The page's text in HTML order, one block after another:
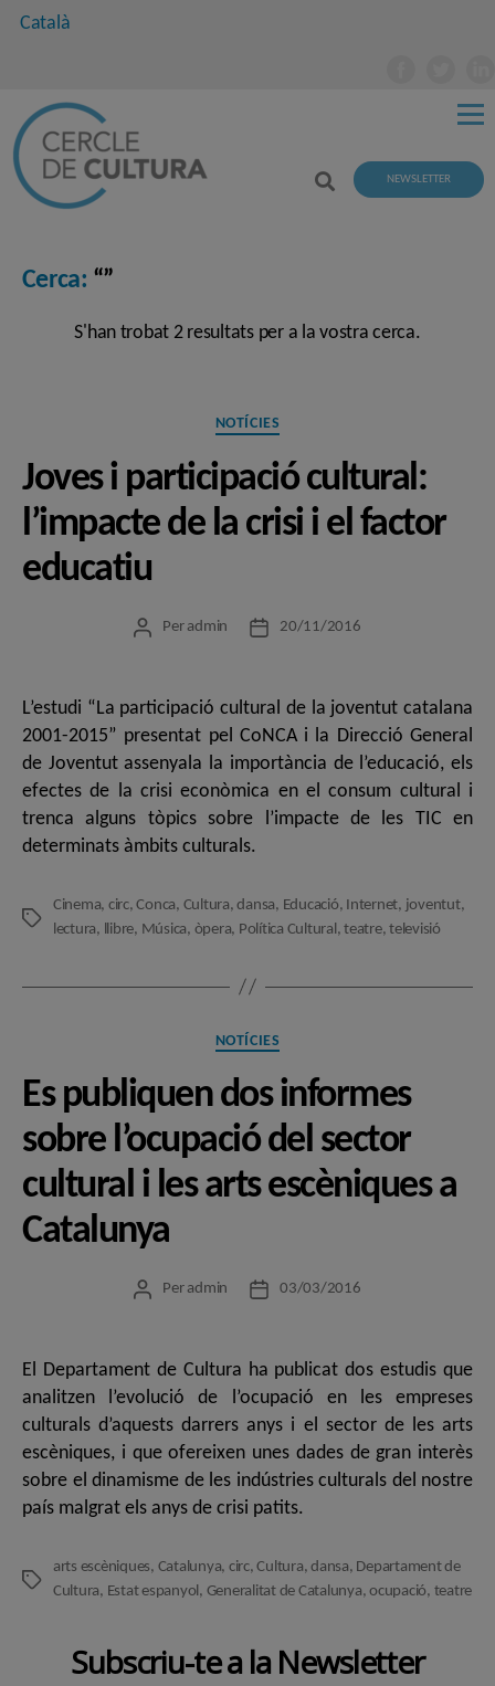
Català
NEWSLETTER
Cerca: “”
S'han trobat 2 resultats per a la vostra cerca.
Categories
NOTÍCIES
Joves i participació cultural:
l’impacte de la crisi i el factor
educatiu
Autor
Per admin
Data20/11/2016
L’estudi “La participació cultural de la joventut catalana
2001-2015” presentat pel CoNCA i la Direcció General
de Joventut assenyala la importància de l’educació, els
efectes de la crisi econòmica en el consum cultural i
trenca alguns tòpics sobre l’impacte de les TIC en
determinats àmbits culturals.
Etiquetes
Cinema, circ,Conca, Cultura,dansa, Educació, Internet, joventut,
lectura, llibre, Música, òpera, Política Cultural ,teatre,televisió
Categories
NOTÍCIES
Es publiquen dos informes
sobre l’ocupació del sector
cultural i les arts escèniques a
Catalunya
Autor
Per admin
Data03/03/2016
El Departament de Cultura ha publicat dos estudis que
analitzen l’evolució de l’ocupació en les empreses
culturals d’aquests darrers anys i el sector de les arts
escèniques, i que ofereixen unes dades de gran interès
sobre el dinamisme de les indústries culturals del nostre
país malgrat els anys de crisi patits.
Etiquetes
arts escèniques, Catalunya, circ,Cultura,dansa, Departament de
Cultura, Estat espanyol, Generalitat de Catalunya,ocupació, teatre
Subscriu-te a la Newsletter